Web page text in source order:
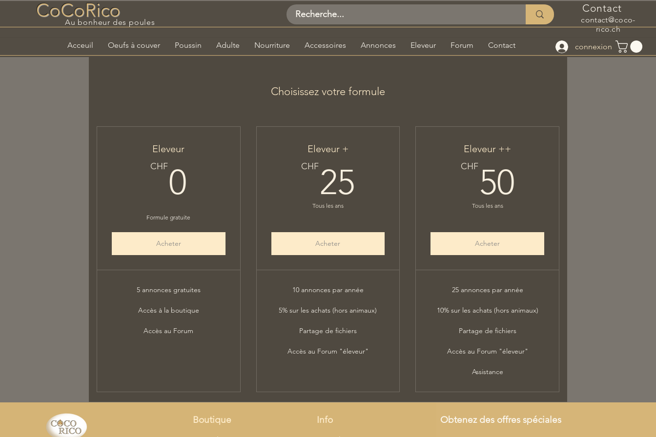
CoCoRico
Au bonheur des poules
Contact
contact@coco-
rico.ch
connexion
Acceuil Oeufs à couver Poussin Adulte Nourriture Accessoires Annonces Eleveur Forum Contact
Choisissez votre formule
Eleveur
CHF0
Formule gratuite
Acheter
5 annonces gratuites
Accès à la boutique
Accès au Forum
Eleveur +
CHF 25
Tous les ans
Acheter
10 annonces par année
5% sur les achats (hors animaux)
Partage de fichiers
Accès au Forum "éleveur"
Eleveur ++
CHF 50
Tous les ans
Acheter
25 annonces par année
10% sur les achats (hors animaux)
Partage de fichiers
Accès au Forum "éleveur"
Assistance
Boutique Info Obtenez des offres spéciales